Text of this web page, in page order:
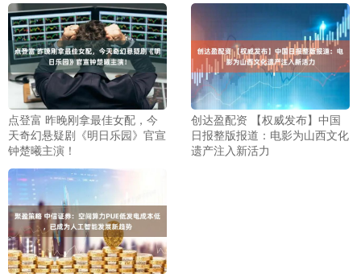
点登富 昨晚刚拿最佳女配，今
天奇幻悬疑剧《明日乐园》官宣
钟楚曦主演！
创达盈配资 【权威发布】中国
日报整版报道：电影为山西文化
遗产注入新活力